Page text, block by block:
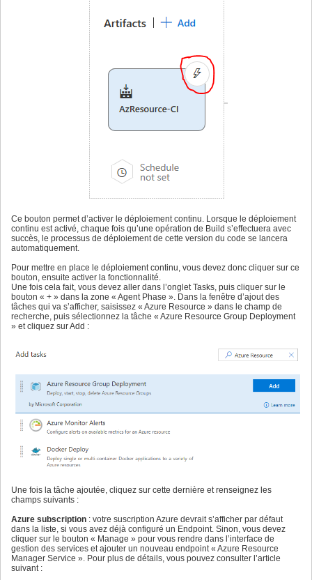
Ce bouton permet d’activer le déploiement continu. Lorsque le déploiement
continu est activé, chaque fois qu’une opération de Build s’effectuera avec
succès, le processus de déploiement de cette version du code se lancera
automatiquement.
Pour mettre en place le déploiement continu, vous devez donc cliquer sur ce
bouton, ensuite activer la fonctionnalité.
Une fois cela fait, vous devez aller dans l’onglet Tasks, puis cliquer sur le
bouton « + » dans la zone « Agent Phase ». Dans la fenêtre d’ajout des
tâches qui va s’afficher, saisissez « Azure Resource » dans le champ de
recherche, puis sélectionnez la tâche « Azure Resource Group Deployment
» et cliquez sur Add :
Une fois la tâche ajoutée, cliquez sur cette dernière et renseignez les
champs suivants :
Azure subscription : votre suscription Azure devrait s’afficher par défaut
dans la liste, si vous avez déjà configuré un Endpoint. Sinon, vous devez
cliquer sur le bouton « Manage » pour vous rendre dans l’interface de
gestion des services et ajouter un nouveau endpoint « Azure Resource
Manager Service ». Pour plus de détails, vous pouvez consulter l’article
suivant :